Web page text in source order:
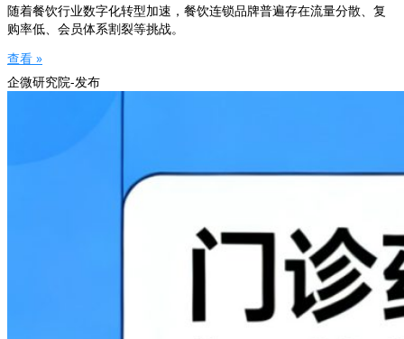
随着餐饮行业数字化转型加速，餐饮连锁品牌普遍存在流量分散、复
购率低、会员体系割裂等挑战。
查看 »
企微研究院-发布